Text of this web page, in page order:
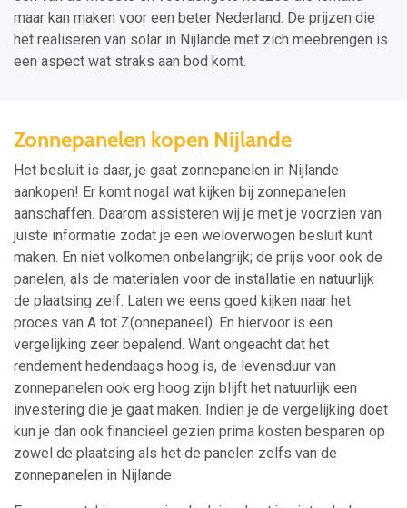
maar kan maken voor een beter Nederland. De prijzen die
het realiseren van solar in Nijlande met zich meebrengen is
een aspect wat straks aan bod komt.
Zonnepanelen kopen Nijlande
Het besluit is daar, je gaat zonnepanelen in Nijlande
aankopen! Er komt nogal wat kijken bij zonnepanelen
aanschaffen. Daarom assisteren wij je met je voorzien van
juiste informatie zodat je een weloverwogen besluit kunt
maken. En niet volkomen onbelangrijk; de prijs voor ook de
panelen, als de materialen voor de installatie en natuurlijk
de plaatsing zelf. Laten we eens goed kijken naar het
proces van A tot Z(onnepaneel). En hiervoor is een
vergelijking zeer bepalend. Want ongeacht dat het
rendement hedendaags hoog is, de levensduur van
zonnepanelen ook erg hoog zijn blijft het natuurlijk een
investering die je gaat maken. Indien je de vergelijking doet
kun je dan ook financieel gezien prima kosten besparen op
zowel de plaatsing als het de panelen zelfs van de
zonnepanelen in Nijlande